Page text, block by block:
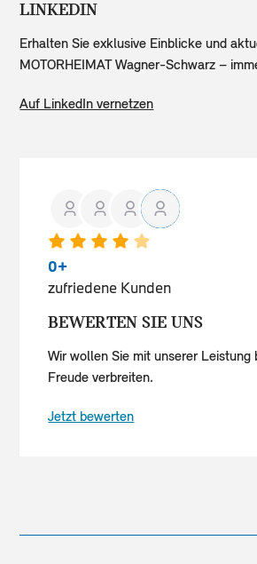
LINKEDIN
Erhalten Sie exklusive Einblicke und
MOTORHEIMAT Wagner-Schwarz –
Auf LinkedIn vernetzen
0+
zufriedene Kunden
BEWERTEN SIE UNS
Wir wollen Sie mit unserer Leistung
Freude verbreiten.
Jetzt bewerten